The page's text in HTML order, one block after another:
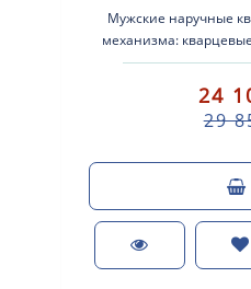
Мужские наручные
механизма:
(аккумулятор с
24
29